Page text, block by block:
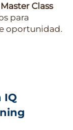
Class
para
oportunidad.
IQ